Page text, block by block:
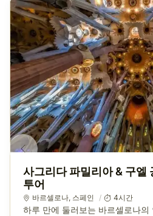
사그리다 파밀리아 & 구엘
투어
바르셀로나, 스페인 4시간
하루 만에 둘러보는 바르셀로나의